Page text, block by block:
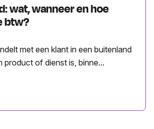
wat, wanneer en hoe
btw?
met een klant in een buitenland
product of dienst is, binne...